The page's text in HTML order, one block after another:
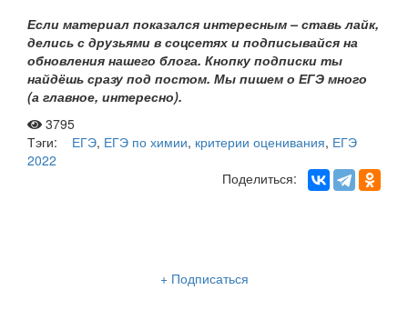
Если материал показался интересным – ставь лайк,
делись с друзьями в соцсетях и подписывайся на
обновления нашего блога. Кнопку подписки ты
найдёшь сразу под постом. Мы пишем о ЕГЭ много
(а главное, интересно).
3795
Тэги:
ЕГЭ, ЕГЭ по химии, критерии оценивания, ЕГЭ
2022
Поделиться:
+ Подписаться